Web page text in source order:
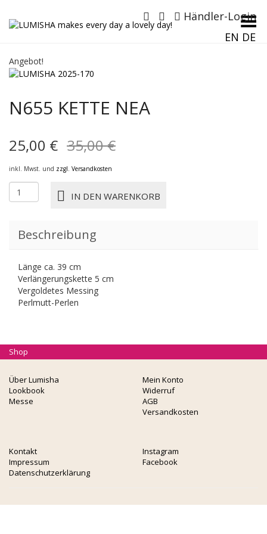
Händler-Login
EN DE
Menü umschalten
Angebot!
N655 KETTE NEA
35,00€Ursprünglicher
35,00 €
25,00 €
Aktueller
25,00 €.
inkl. Mwst. und zzgl. Versandkosten
N655
KETTE
IN DEN WARENKORB
Beschreibung
Länge ca. 39 cm
Verlängerungskette 5 cm
Vergoldetes Messing
Perlmutt-Perlen
Über Lumisha
Lookbook
Messe
Mein Konto
Widerruf
AGB
Versandkosten
Kontakt
Impressum
Datenschutzerklärung
Instagram
Facebook
Shop